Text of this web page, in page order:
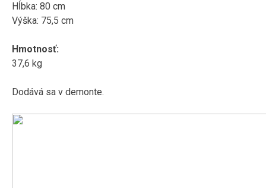
Hĺbka: 80 cm
Výška: 75,5 cm
Hmotnosť:
37,6 kg
Dodává sa v demonte.